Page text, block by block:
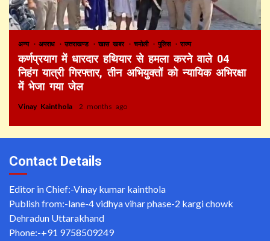
अन्य अपराध उत्तराखण्ड खास खबर चमोली पुलिस राज्य
कर्णप्रयाग में धारदार हथियार से हमला करने वाले 04
निहंग यात्री गिरफ्तार, तीन अभियुक्तों को न्यायिक अभिरक्षा
में भेजा गया जेल
Vinay Kainthola 2 months ago
Contact Details
Editor in Chief:-Vinay kumar kainthola
Publish from:-lane-4 vidhya vihar phase-2 kargi chowk
Dehradun Uttarakhand
Phone:-+91 9758509249